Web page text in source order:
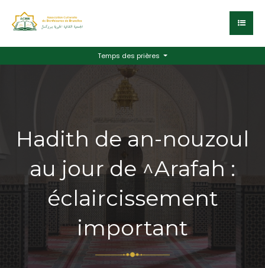
Temps des prières
Hadith de an-nouzoul
au jour de ^Arafah :
éclaircissement
important